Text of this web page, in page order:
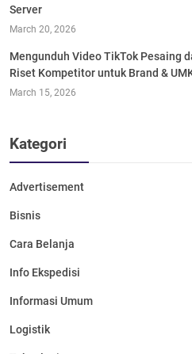
Server
March 20, 2026
Mengunduh Video TikTok Pesaing
Riset Kompetitor untuk Brand &
March 15, 2026
Kategori
Advertisement
Bisnis
Cara Belanja
Info Ekspedisi
Informasi Umum
Logistik